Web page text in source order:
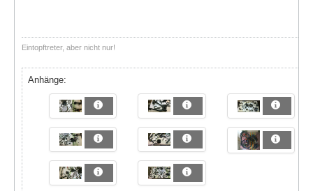
Eintopftreter, aber nicht nur!
Anhänge: